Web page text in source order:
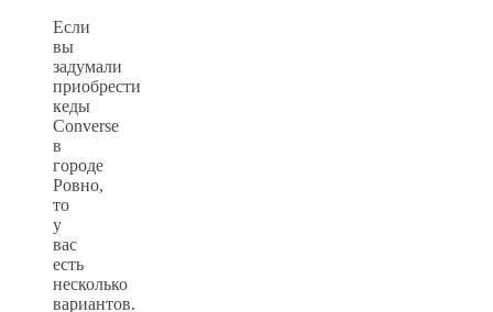
Если
вы
задумали
приобрести
кеды
Converse
в
городе
Ровно,
то
у
вас
есть
несколько
вариантов.